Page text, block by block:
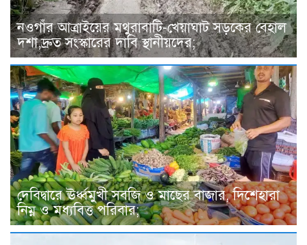
নওগাঁর আত্রাইয়ের মথুরাবাটি-খেয়াঘাট সড়কের বেহাল
দশা,দ্রুত সংস্কারের দাবি স্থানীয়দের;
দেবিদ্বারে ঊর্ধ্বমুখী সবজি ও মাছের বাজার, দিশেহারা
নিম্ন ও মধ্যবিত্ত পরিবার;